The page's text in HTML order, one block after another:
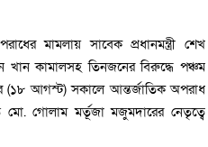
মামলায় সাবেক প্রধানমন্ত্রী শেখ
খান কামালসহ তিনজনের বিরুদ্ধে পঞ্চম
(১৮ আগস্ট) সকালে আন্তর্জাতিক অপরাধ
মো. গোলাম মর্তূজা মজুমদারের নেতৃত্বে